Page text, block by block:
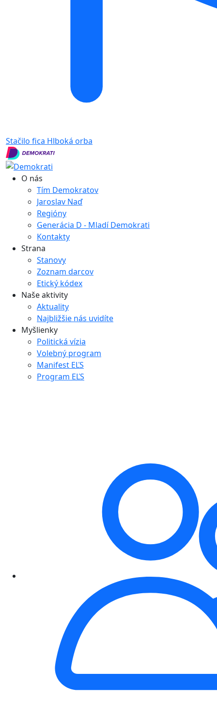
Stačilo fica Hlboká orba
O nás
Tím Demokratov
Jaroslav Naď
Regióny
Generácia D - Mladí Demokrati
Kontakty
Strana
Stanovy
Zoznam darcov
Etický kódex
Naše aktivity
Aktuality
Najbližšie nás uvidíte
Myšlienky
Politická vízia
Volebný program
Manifest EĽS
Program EĽS